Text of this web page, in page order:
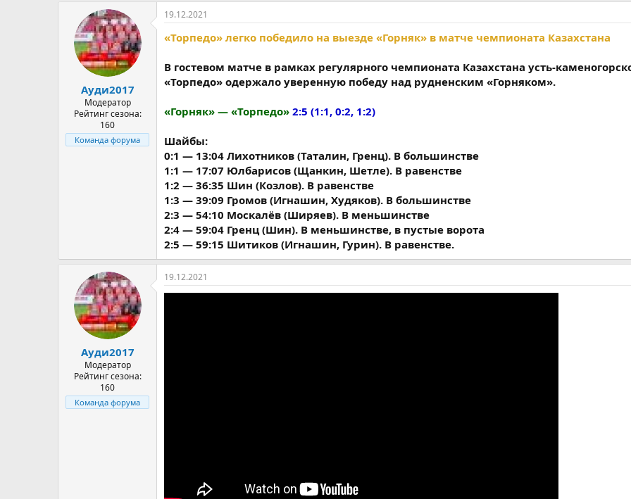
Ауди2017
Модератор
Рейтинг сезона:
160
Команда форума
19.12.2021
«Торпедо» легко победило на выезде «Горняк» в матче чемпионата Казахстана
В гостевом матче в рамках регулярного чемпионата Казахстана усть-
«Торпедо» одержало уверенную победу над рудненским «Горняком».
«Горняк» — «Торпедо» 2:5 (1:1, 0:2, 1:2)
Шайбы:
0:1 — 13:04 Лихотников (Таталин, Гренц). В большинстве
1:1 — 17:07 Юлбарисов (Щанкин, Шетле). В равенстве
1:2 — 36:35 Шин (Козлов). В равенстве
1:3 — 39:09 Громов (Игнашин, Худяков). В большинстве
2:3 — 54:10 Москалёв (Ширяев). В меньшинстве
2:4 — 59:04 Гренц (Шин). В меньшинстве, в пустые ворота
2:5 — 59:15 Шитиков (Игнашин, Гурин). В равенстве.
Ауди2017
Модератор
Рейтинг сезона:
160
Команда форума
19.12.2021